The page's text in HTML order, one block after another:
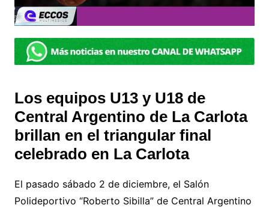
Los equipos U13 y U18 de
Central Argentino de La Carlota
brillan en el triangular final
celebrado en La Carlota
El pasado sábado 2 de diciembre, el Salón
Polideportivo “Roberto Sibilla” de Central Argentino